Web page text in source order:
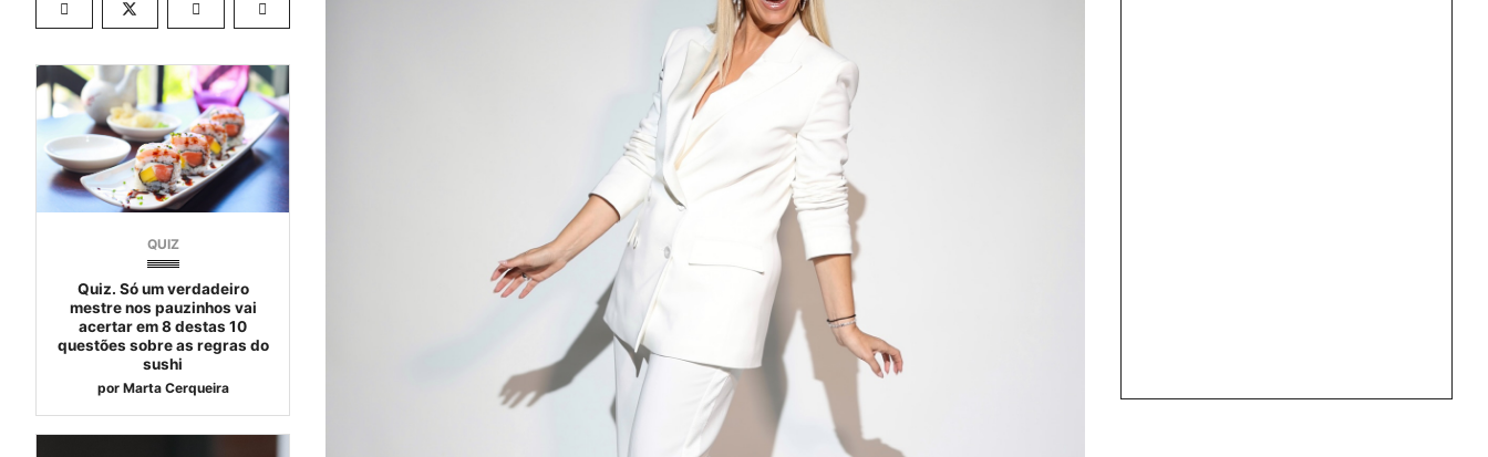
QUIZ
Quiz. Só um verdadeiro
mestre nos pauzinhos vai
acertar em 8 destas 10
questões sobre as regras do
sushi
por Marta Cerqueira